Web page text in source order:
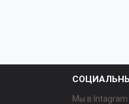
Мы в Intagram